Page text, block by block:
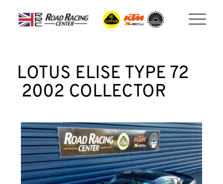
LOTUS ELISE TYPE 72
2002 COLLECTOR